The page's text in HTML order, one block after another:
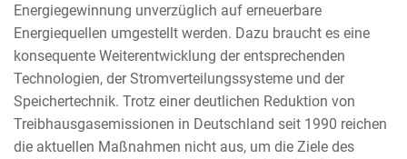
Energiegewinnung unverzüglich auf erneuerbare
Energiequellen umgestellt werden. Dazu braucht es eine
konsequente Weiterentwicklung der entsprechenden
Technologien, der Stromverteilungssysteme und der
Speichertechnik. Trotz einer deutlichen Reduktion von
Treibhausgasemissionen in Deutschland seit 1990 reichen
die aktuellen Maßnahmen nicht aus, um die Ziele des